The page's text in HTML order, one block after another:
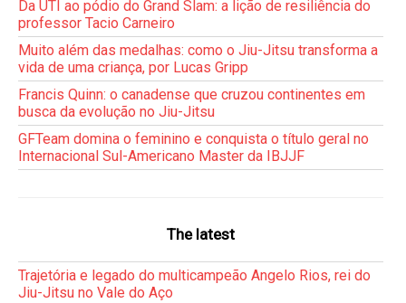
Da UTI ao pódio do Grand Slam: a lição de resiliência do
professor Tacio Carneiro
Muito além das medalhas: como o Jiu-Jitsu transforma a
vida de uma criança, por Lucas Gripp
Francis Quinn: o canadense que cruzou continentes em
busca da evolução no Jiu-Jitsu
GFTeam domina o feminino e conquista o título geral no
Internacional Sul-Americano Master da IBJJF
The latest
Trajetória e legado do multicampeão Angelo Rios, rei do
Jiu-Jitsu no Vale do Aço